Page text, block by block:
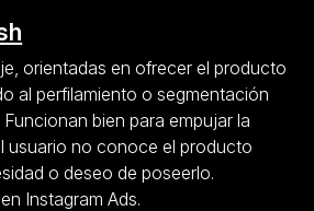
orientadas en ofrecer el producto
al perfilamiento o segmentación
bien para empujar la
usuario no conoce el producto
o deseo de poseerlo.
Instagram Ads.